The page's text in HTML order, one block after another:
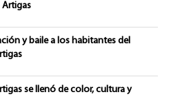
Artigas
y baile a los habitantes del
se llenó de color, cultura y